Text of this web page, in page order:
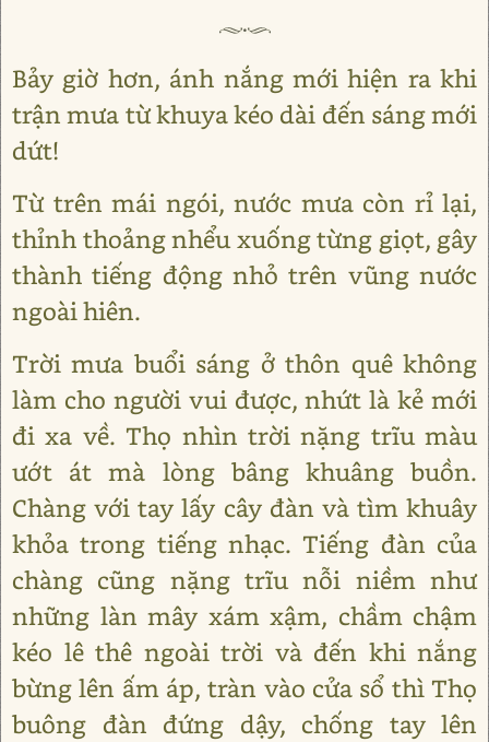
Bảy giờ hơn, ánh nắng mới hiện ra khi
trận mưa từ khuya kéo dài đến sáng mới
dứt!
Từ trên mái ngói, nước mưa còn rỉ lại,
thỉnh thoảng nhểu xuống từng giọt, gây
thành tiếng động nhỏ trên vũng nước
ngoài hiên.
Trời mưa buổi sáng ở thôn quê không
làm cho người vui được, nhứt là kẻ mới
đi xa về. Thọ nhìn trời nặng trĩu màu
ướt át mà lòng bâng khuâng buồn.
Chàng với tay lấy cây đàn và tìm khuây
khỏa trong tiếng nhạc. Tiếng đàn của
chàng cũng nặng trĩu nỗi niềm như
những làn mây xám xậm, chầm chậm
kéo lê thê ngoài trời và đến khi nắng
bừng lên ấm áp, tràn vào cửa sổ thì Thọ
buông đàn đứng dậy, chống tay lên